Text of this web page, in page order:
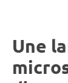
Une